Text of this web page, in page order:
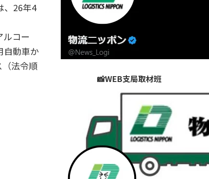
、26年4
ルコー
自動車か
法令順
📸WEB支局取材班